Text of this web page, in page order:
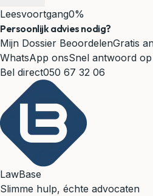
Leesvoortgang0%
Persoonlijk advies nodig?
Mijn Dossier BeoordelenGratis
WhatsApp onsSnel antwoord
Bel direct050 67 32 06
LawBase
Slimme hulp, échte advocaten